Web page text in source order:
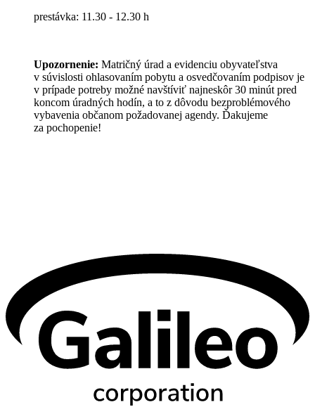
prestávka: 11.30 - 12.30 h
Upozornenie: Matričný úrad a evidenciu obyvateľstva
v súvislosti ohlasovaním pobytu a osvedčovaním podpisov je
v prípade potreby možné navštíviť najneskôr 30 minút pred
koncom úradných hodín, a to z dôvodu bezproblémového
vybavenia občanom požadovanej agendy. Ďakujeme
za pochopenie!